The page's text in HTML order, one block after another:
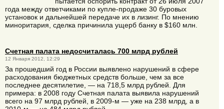
года между ответчиками по купле-продаже 30 буровых
установок и дальнейшей передаче их в лизинг. По мнению
миноритария, сделка причинила ущерб банку в $160 млн.
Счетная палата недосчиталась 700 млрд рублей
12 Января 2012, 12:29
За прошедший год в России выявлено нарушений в сфере
расходования бюджетных средств больше, чем за все
последнее десятилетие, — на 718,5 млрд рублей. Для
примера: в 2008 году Счетная палата выявила нарушений
всего на 97 млрд рублей, в 2009-м — уже на 238 млрд, а в